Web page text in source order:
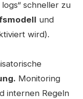
schneller zu
und
wird).
Monitoring
internen Regeln